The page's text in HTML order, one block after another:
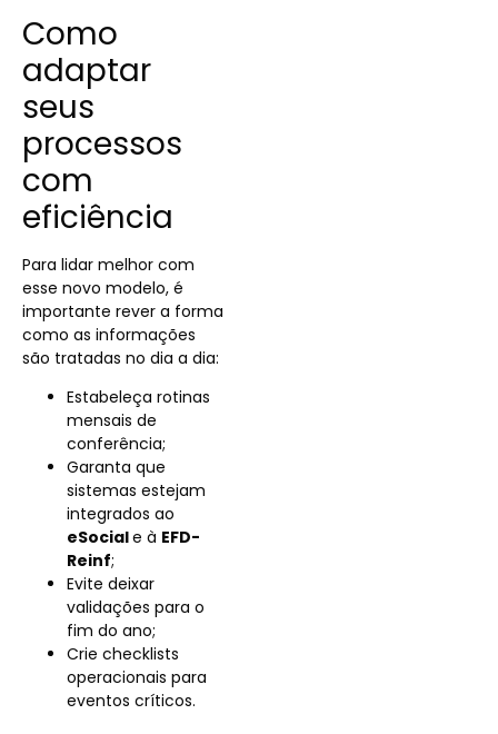
Como
adaptar
seus
processos
com
eficiência
Para lidar melhor com
esse novo modelo, é
importante rever a forma
como as informações
são tratadas no dia a dia:
Estabeleça rotinas
mensais de
conferência;
Garanta que
sistemas estejam
integrados ao
eSociale à EFD-
Reinf;
Evite deixar
validações para o
fim do ano;
Crie checklists
operacionais para
eventos críticos.